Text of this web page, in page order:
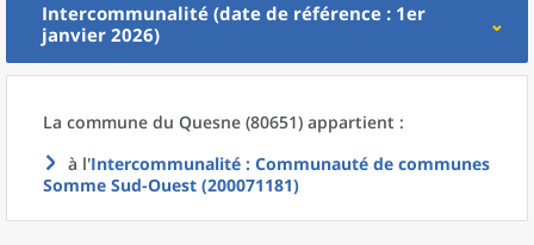
Intercommunalité (date de référence : 1er
janvier 2026)
La commune du Quesne (80651) appartient :
à l'Intercommunalité : Communauté de communes
Somme Sud-Ouest (200071181)